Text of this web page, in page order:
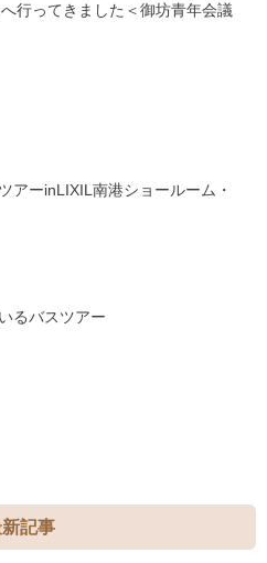
行ってきました＜御坊青年会議
アーinLIXIL南港ショールーム・
るバスツアー
記事